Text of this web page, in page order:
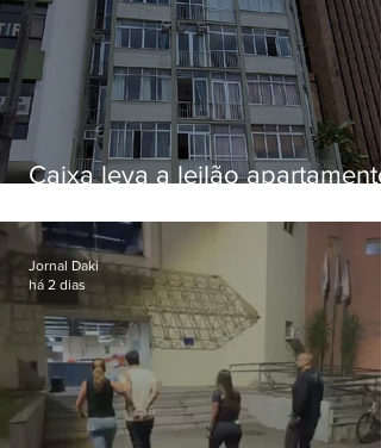
Caixa leva a leilão apartamento
Botafogo
Jornal Daki
há 2 dias